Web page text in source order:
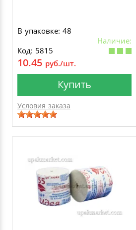
В упаковке: 48
Наличие:
Код: 5815
10.45 руб./шт.
Купить
Условия заказа